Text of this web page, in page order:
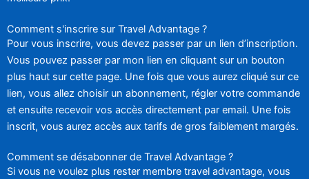
Comment s'inscrire sur Travel Advantage ?
Pour vous inscrire, vous devez passer par un lien d’inscription.
Vous pouvez passer par mon lien en cliquant sur un bouton
plus haut sur cette page. Une fois que vous aurez cliqué sur ce
lien, vous allez choisir un abonnement, régler votre commande
et ensuite recevoir vos accès directement par email. Une fois
inscrit, vous aurez accès aux tarifs de gros faiblement margés.
Comment se désabonner de Travel Advantage ?
Si vous ne voulez plus rester membre travel advantage, vous